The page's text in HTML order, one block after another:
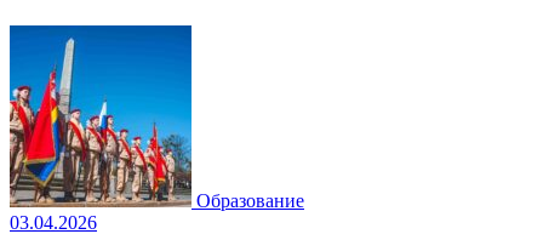
Образование
03.04.2026